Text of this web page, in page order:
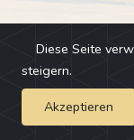
Impressum -
Diese Seite
steigern.
Akzeptieren